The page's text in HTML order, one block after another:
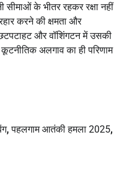
के भीतर रहकर रक्षा नहीं
करने की क्षमता और
और वॉशिंगटन में उसकी
अलगाव का ही परिणाम
,पहलगाम आतंकी हमला 2025,